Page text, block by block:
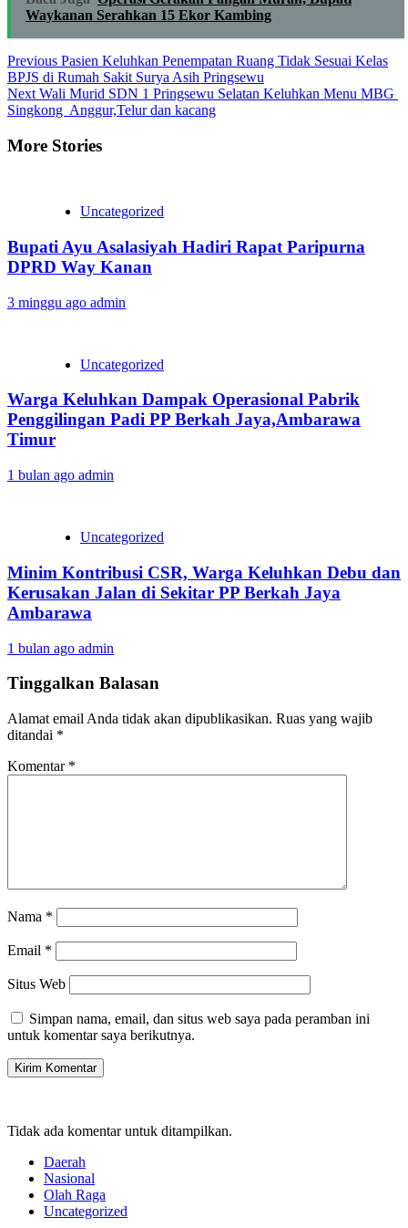
Waykanan Serahkan 15 Ekor Kambing
Continue
Reading
Previous Pasien Keluhkan Penempatan Ruang Tidak Sesuai Kelas
BPJS di Rumah Sakit Surya Asih Pringsewu
Next Wali Murid SDN 1 Pringsewu Selatan Keluhkan Menu MBG
Singkong Anggur,Telur dan kacang
More Stories
Uncategorized
Bupati Ayu Asalasiyah Hadiri Rapat Paripurna
DPRD Way Kanan
3 minggu ago admin
Uncategorized
Warga Keluhkan Dampak Operasional Pabrik
Penggilingan Padi PP Berkah Jaya,‎Ambarawa
Timur
1 bulan ago admin
Uncategorized
Minim Kontribusi CSR, Warga Keluhkan Debu dan
Kerusakan Jalan di Sekitar PP Berkah Jaya
Ambarawa‎
1 bulan ago admin
Tinggalkan Balasan
Alamat email Anda tidak akan dipublikasikan. Ruas yang wajib
ditandai *
Komentar *
Nama *
Email *
Situs Web
Simpan nama, email, dan situs web saya pada peramban ini
untuk komentar saya berikutnya.
Tidak ada komentar untuk ditampilkan.
Daerah
Nasional
Olah Raga
Uncategorized